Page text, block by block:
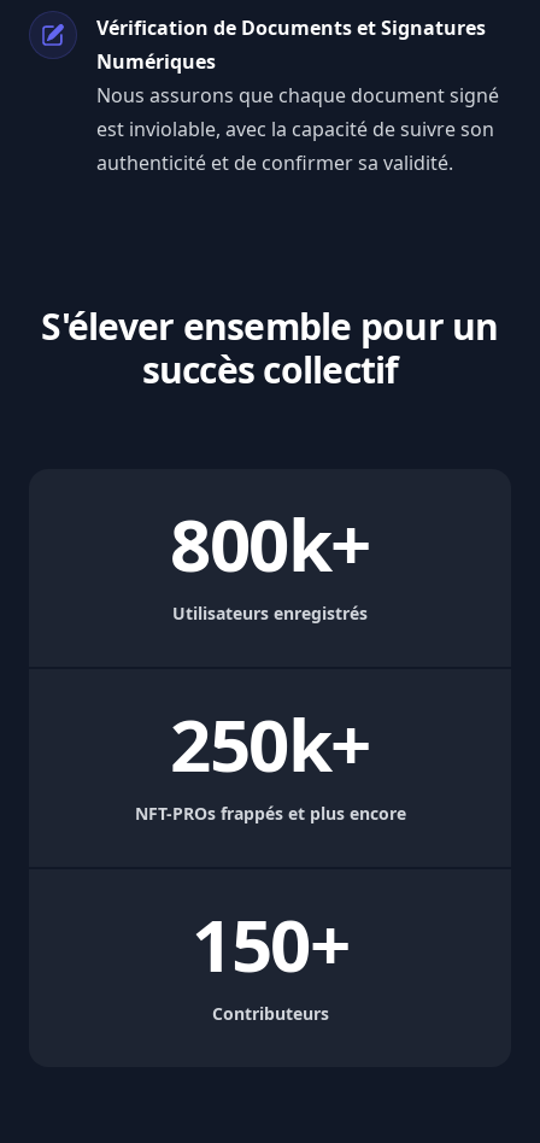
Vérification de Documents et Signatures
Numériques
Nous assurons que chaque document signé
est inviolable, avec la capacité de suivre son
authenticité et de confirmer sa validité.
S'élever ensemble pour un
succès collectif
Utilisateurs enregistrés
800k+
NFT-PROs frappés et plus encore
250k+
Contributeurs
150+